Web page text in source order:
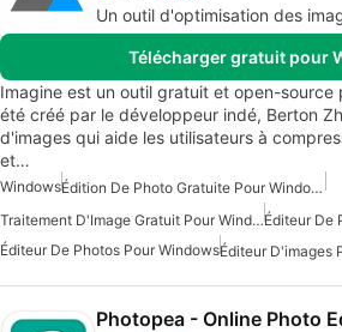
Un outil d'optimisation des
Télécharger gratuit pour
Imagine est un outil gratuit et open-source
été créé par le développeur indé, Berton
d'images qui aide les utilisateurs à
et…
Windows
Édition De Photo Gratuite Pour Windows
Traitement D'Image Gratuit Pour Windows
Éditeur De Photos Pour WindowsÉditeur D'images
Photopea - Online Photo